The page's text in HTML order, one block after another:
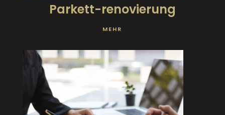
Parkett-renovierung
MEHR